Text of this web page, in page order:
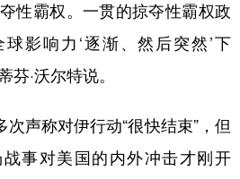
霸权。一贯的掠夺性霸权政
影响力‘逐渐、然后突然’下
芬·沃尔特说。
声称对伊行动“很快结束”，但
事对美国的内外冲击才刚开